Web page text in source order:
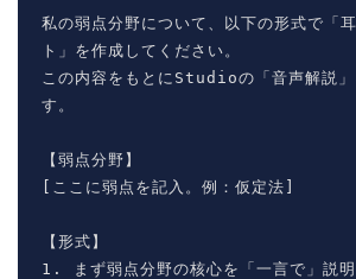
私の弱点分野について、以下の形式で「
ト」を作成してください。
この内容をもとにStudioの「音声解説」
す。
【弱点分野】
[ここに弱点を記入。例：仮定法]
【形式】
1. まず弱点分野の核心を「一言で」説